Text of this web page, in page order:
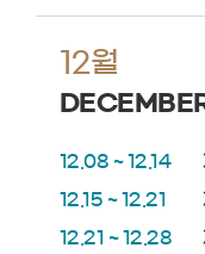
12월
12.08 ~ 12.14
12.15 ~ 12.21
12.21 ~ 12.28